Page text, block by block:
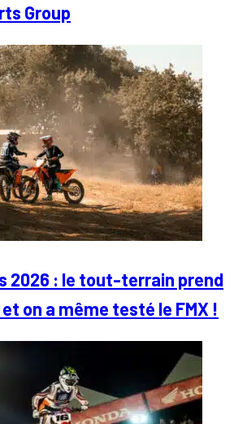
Group
2026 : le tout-terrain prend
on a même testé le FMX !